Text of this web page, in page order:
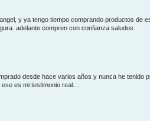
y ya tengo tiempo comprando productos de
adelante compren con confianza saludos..
desde hace varios años y nunca he tenido
es mi testimonio real....